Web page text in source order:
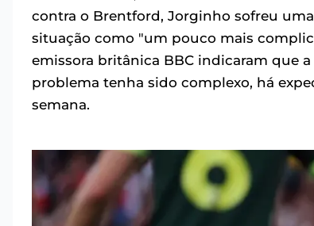
contra o Brentford, Jorginho sofreu
situação como "um pouco mais
emissora britânica BBC indicaram que
problema tenha sido complexo, há
semana.